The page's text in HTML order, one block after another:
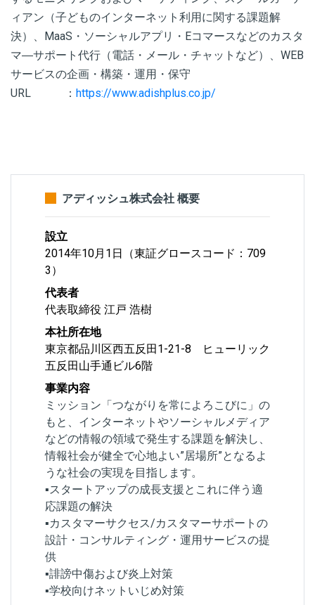
ィアン（子どものインターネット利用に関する課題解
決）、MaaS・ソーシャルアプリ・Eコマースなどのカスタ
マ―サポート代行（電話・メール・チャットなど）、WEB
サービスの企画・構築・運用・保守
URL ： https://www.adishplus.co.jp/
アディッシュ株式会社 概要
設立
2014年10月1日（東証グロースコード：709
3）
代表者
代表取締役 江戸 浩樹
本社所在地
東京都品川区西五反田1-21-8 ヒューリック
五反田山手通ビル6階
事業内容
ミッション「つながりを常によろこびに」の
もと、インターネットやソーシャルメディア
などの情報の領域で発生する課題を解決し、
情報社会が健全で心地よい”居場所”となるよ
うな社会の実現を目指します。
▪スタートアップの成長支援とこれに伴う適
応課題の解決
▪カスタマーサクセス/カスタマーサポートの
設計・コンサルティング・運用サービスの提
供
▪誹謗中傷および炎上対策
▪学校向けネットいじめ対策